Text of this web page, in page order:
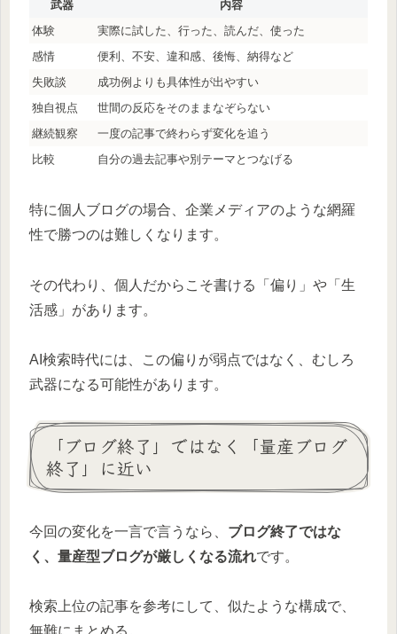
武器
内容
体験
実際に試した、行った、読んだ、使った
感情
便利、不安、違和感、後悔、納得など
失敗談
成功例よりも具体性が出やすい
独自視点
世間の反応をそのままなぞらない
継続観察
一度の記事で終わらず変化を追う
比較
自分の過去記事や別テーマとつなげる
特に個人ブログの場合、企業メディアのような網羅
性で勝つのは難しくなります。
その代わり、個人だからこそ書ける「偏り」や「生
活感」があります。
AI検索時代には、この偏りが弱点ではなく、むしろ
武器になる可能性があります。
「ブログ終了」ではなく「量産ブログ
終了」に近い
今回の変化を一言で言うなら、 ブログ終了ではな
く、量産型ブログが厳しくなる流れです。
検索上位の記事を参考にして、似たような構成で、